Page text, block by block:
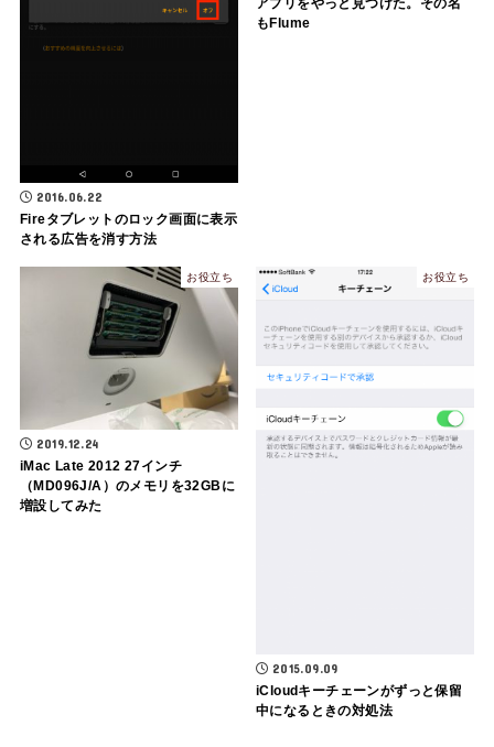
2016.06.22
Fireタブレットのロック画面に表示
される広告を消す方法
アプリをやっと見つけた。その名
もFlume
お役立ち
2019.12.24
iMac Late 2012 27インチ
（MD096J/A）のメモリを32GBに
増設してみた
お役立ち
2015.09.09
iCloudキーチェーンがずっと保留
中になるときの対処法